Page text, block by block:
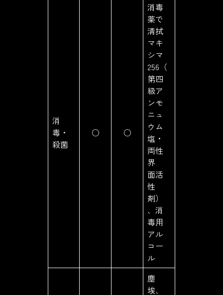
消
毒・
殺菌
○ ○
消毒
薬で
清拭
マキ
シマ
256（
第四
級ア
ンモ
ニュ
ウム
塩・
両性
界
面活
性
剤）
、消
毒用
アル
コー
ル
塵
埃、